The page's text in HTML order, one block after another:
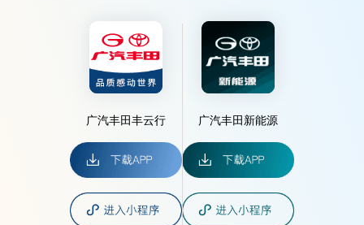
广汽丰田丰云行 广汽丰田新能源